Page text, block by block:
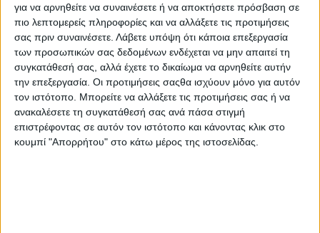
για να αρνηθείτε να συναινέσετε ή να αποκτήσετε πρόσβαση σε
πιο λεπτομερείς πληροφορίες και να αλλάξετε τις προτιμήσεις
σας πριν συναινέσετε. Λάβετε υπόψη ότι κάποια επεξεργασία
των προσωπικών σας δεδομένων ενδέχεται να μην απαιτεί τη
συγκατάθεσή σας, αλλά έχετε το δικαίωμα να αρνηθείτε αυτήν
την επεξεργασία. Οι προτιμήσεις σαςθα ισχύουν μόνο για αυτόν
τον ιστότοπο. Μπορείτε να αλλάξετε τις προτιμήσεις σας ή να
ανακαλέσετε τη συγκατάθεσή σας ανά πάσα στιγμή
επιστρέφοντας σε αυτόν τον ιστότοπο και κάνοντας κλικ στο
κουμπί "Απορρήτου" στο κάτω μέρος της ιστοσελίδας.
440 λίτρα για τις αποσκευές
Το VW Taigo ξεχωρίζει σχεδιαστικά λόγω της
κεκλιμένης οροφής στο πίσω μέρος. Tο μήκος του
πρώτου coupe SUV των Γερμανών είναι 4.266 χλστ.,
τη στιγμή που πλάτος και ύψος είναι στα 1.757 χλστ.
και 1.515 χλστ. αντίστοιχα. Το μεταξόνιό του από την